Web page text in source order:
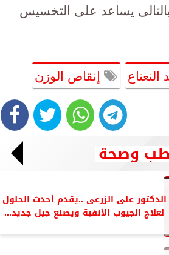
يساعد على التخسيس
النعناع إنقاص الوزن
طب وصحة
الدكتور على الزرعى ..يقدم أحدث الحلول
لعلاج الجيوب الأنفية ويصنع جيل جديد...